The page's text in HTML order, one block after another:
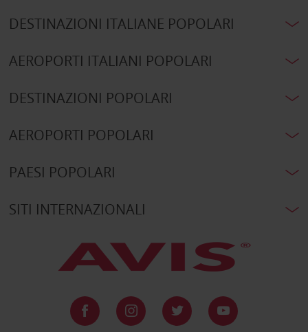
DESTINAZIONI ITALIANE POPOLARI
AEROPORTI ITALIANI POPOLARI
DESTINAZIONI POPOLARI
AEROPORTI POPOLARI
PAESI POPOLARI
SITI INTERNAZIONALI